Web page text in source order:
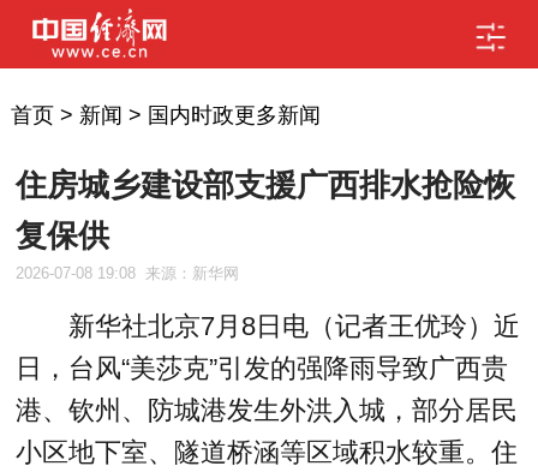
首页> 新闻 > 国内时政更多新闻
住房城乡建设部支援广西排水抢险恢
复保供
2026-07-08 19:08 来源：新华网
新华社北京7月8日电（记者王优玲）近
日，台风“美莎克”引发的强降雨导致广西贵
港、钦州、防城港发生外洪入城，部分居民
小区地下室、隧道桥涵等区域积水较重。住